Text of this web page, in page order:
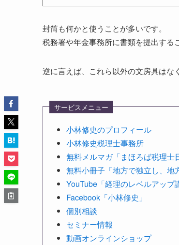
封筒も何かと使うことが多いです。
税務署や年金事務所に書類を提出する
逆に言えば、これら以外の文房具はな
サービスメニュー
小林修史のプロフィール
小林修史税理士事務所
無料メルマガ「まほろば税理士
無料小冊子「地方で独立し、地
YouTube「経理のレベルアッ
Facebook「小林修史」
個別相談
セミナー情報
動画オンラインショップ